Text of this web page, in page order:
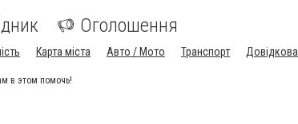
Оголошення
Карта міста Авто / Мото Транспорт Довідкова
в этом помочь!